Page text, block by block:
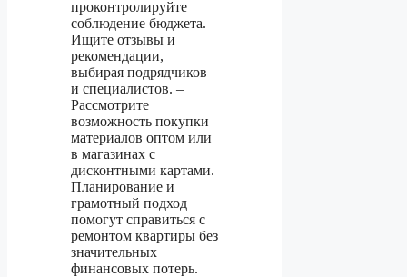
проконтролируйте
соблюдение бюджета. –
Ищите отзывы и
рекомендации,
выбирая подрядчиков
и специалистов. –
Рассмотрите
возможность покупки
материалов оптом или
в магазинах с
дисконтными картами.
Планирование и
грамотный подход
помогут справиться с
ремонтом квартиры без
значительных
финансовых потерь.